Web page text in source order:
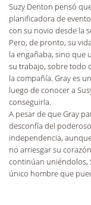
Suzy Denton pensó
planificadora de
con su novio desde la
Pero, de pronto, su
la engañaba, sino que
su trabajo, sobre todo
la compañía. Gray es
luego de conocer a
conseguirla.
A pesar de que Gray
desconfía del
independencia,
no arriesgar su
continúan uniéndolos,
único hombre que